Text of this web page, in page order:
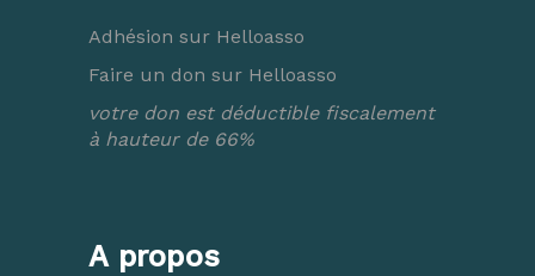
Adhésion sur Helloasso
Faire un don sur Helloasso
votre don est déductible fiscalement
à hauteur de 66%
A propos